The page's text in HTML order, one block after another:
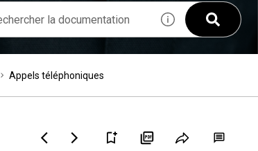
Appels téléphoniques